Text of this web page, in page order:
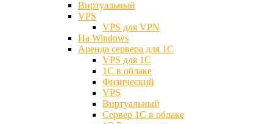
Виртуальный
VPS
VPS для VPN
На Windows
Аренда сервера для 1С
VPS для 1С
1С в облаке
Физический
VPS
Виртуальный
Сервер 1С в облаке